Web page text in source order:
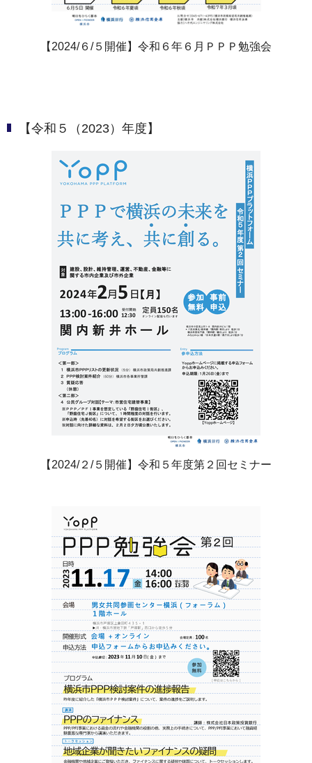
【2024/６/５開催】令和６年６月ＰＰＰ勉強会
【令和５（2023）年度】
【2024/２/５開催】令和５年度第２回セミナー